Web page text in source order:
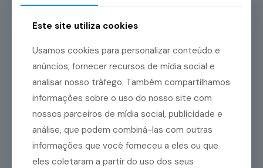
um melhor direcionamento do seu plano.
alvo. Saber exatamente quem são os seus potenciais
clientes é indispensável, já que sua empresa deve se
organizar para conquistar o público. Com isso, a construção
do plano de negócio será mais adequada.
Tenha um bom planejamento de marketing
O marketing é essencial para criar estratégias para atrair
clientes e fidelizar aqueles que já compram do seu negócio.
Este site utiliza cookies
Usamos cookies para personalizar conteúdo e
anúncios, fornecer recursos de mídia social e
analisar nosso tráfego. Também compartilhamos
informações sobre o uso do nosso site com
nossos parceiros de mídia social, publicidade e
análise, que podem combiná-las com outras
informações que você forneceu a eles ou que
eles coletaram a partir do uso dos seus